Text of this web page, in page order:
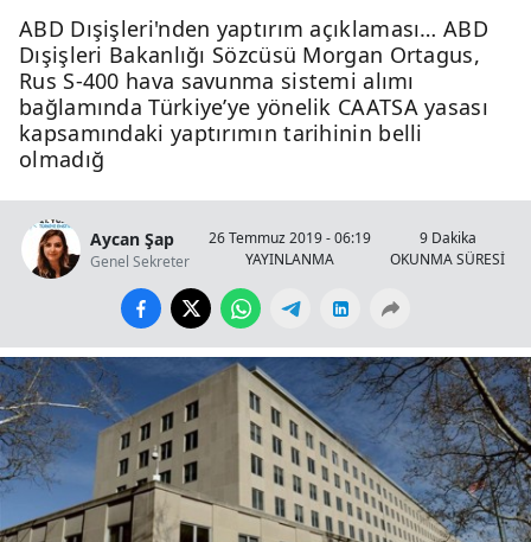
ABD Dışişleri'nden yaptırım açıklaması… ABD
Dışişleri Bakanlığı Sözcüsü Morgan Ortagus,
Rus S-400 hava savunma sistemi alımı
bağlamında Türkiye’ye yönelik CAATSA yasası
kapsamındaki yaptırımın tarihinin belli
olmadığ
Aycan Şap
Genel Sekreter
26 Temmuz 2019 - 06:19
YAYINLANMA
9 Dakika
OKUNMA SÜRESİ